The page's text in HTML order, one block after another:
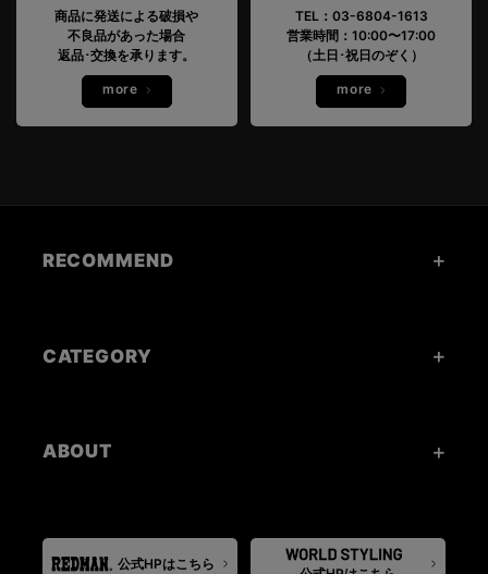
商品に発送による破損や
不良品があった場合
返品･交換を承ります。
more
TEL：03-6804-1613
営業時間：10:00〜17:00
（土日･祝日のぞく）
more
RECOMMEND
CATEGORY
ABOUT
公式HPはこちら